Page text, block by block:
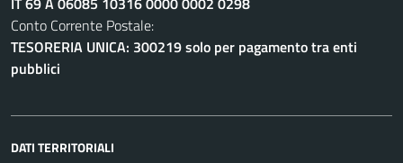
Conto Corrente Postale:
TESORERIA UNICA: 300219 solo per pagamento tra enti
pubblici
DATI TERRITORIALI